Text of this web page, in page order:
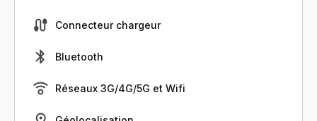
Connecteur chargeur
Bluetooth
Réseaux 3G/4G/5G et Wifi